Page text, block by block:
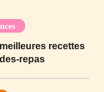
recettes
repas